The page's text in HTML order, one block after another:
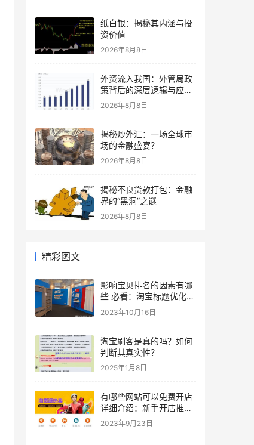
纸白银：揭秘其内涵与投
资价值
2026年8月8日
外资流入我国：外管局政
策背后的深层逻辑与应对
策略
2026年8月8日
揭秘炒外汇：一场全球市
场的金融盛宴？
2026年8月8日
揭秘不良贷款打包：金融
界的“黑洞”之谜
2026年8月8日
精彩图文
影响宝贝排名的因素有哪
些 必看：淘宝标题优化排
名技巧分享
2023年10月16日
淘宝刷客是真的吗？如何
判断其真实性？
2025年1月8日
有哪些网站可以免费开店
详细介绍：新手开店推荐
的几个货源网
2023年9月23日